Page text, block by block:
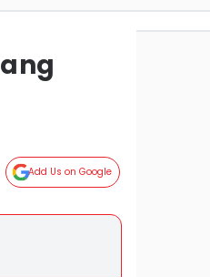
Add Us on Google